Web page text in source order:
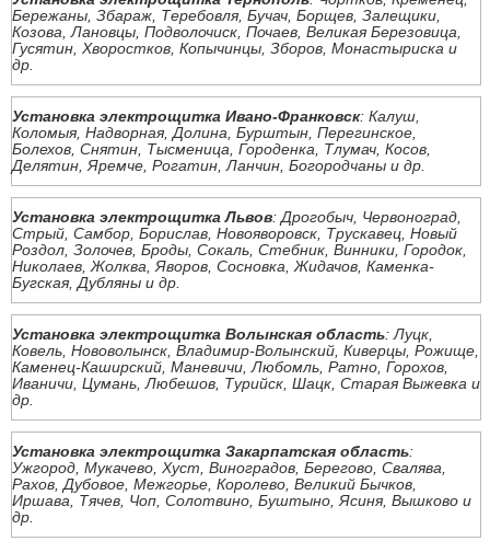
Бережаны, Збараж, Теребовля, Бучач, Борщев, Залещики,
Козова, Лановцы, Подволочиск, Почаев, Великая Березовица,
Гусятин, Хворостков, Копычинцы, Зборов, Монастыриска и
др.
Установка электрощитка Ивано-Франковск: Калуш,
Коломыя, Надворная, Долина, Бурштын, Перегинское,
Болехов, Снятин, Тысменица, Городенка, Тлумач, Косов,
Делятин, Яремче, Рогатин, Ланчин, Богородчаны и др.
Установка электрощитка Львов: Дрогобыч, Червоноград,
Стрый, Самбор, Борислав, Новояворовск, Трускавец, Новый
Роздол, Золочев, Броды, Сокаль, Стебник, Винники, Городок,
Николаев, Жолква, Яворов, Сосновка, Жидачов, Каменка-
Бугская, Дубляны и др.
Установка электрощитка Волынская область: Луцк,
Ковель, Нововолынск, Владимир-Волынский, Киверцы, Рожище,
Каменец-Каширский, Маневичи, Любомль, Ратно, Горохов,
Иваничи, Цумань, Любешов, Турийск, Шацк, Старая Выжевка и
др.
Установка электрощитка Закарпатская область:
Ужгород, Мукачево, Хуст, Виноградов, Берегово, Свалява,
Рахов, Дубовое, Межгорье, Королево, Великий Бычков,
Иршава, Тячев, Чоп, Солотвино, Буштыно, Ясиня, Вышково и
др.